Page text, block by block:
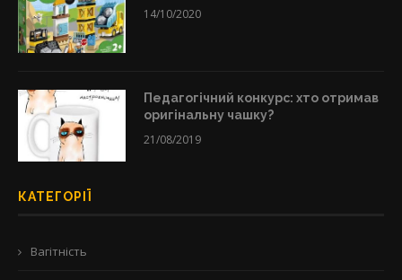
14/10/2020
Педагогічний конкурс: хто отримав
оригінальну чашку?
21/08/2019
КАТЕГОРІЇ
Вагітність